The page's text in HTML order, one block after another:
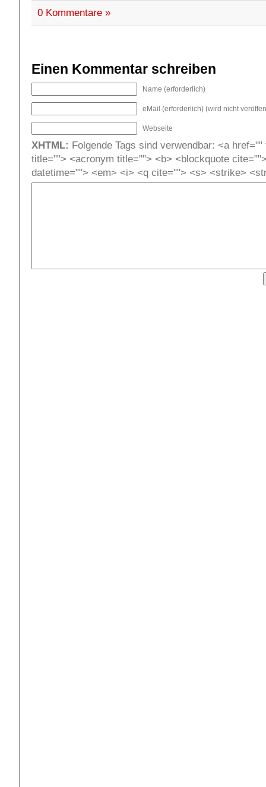
0 Kommentare »
Einen Kommentar schreiben
Name (erforderlich)
eMail (erforderlich) (wird nicht
Webseite
XHTML: Folgende Tags sind verwendbar: <a
title=""> <acronym title=""> <b> <blockquote
datetime=""> <em> <i> <q cite=""> <s> <strike>